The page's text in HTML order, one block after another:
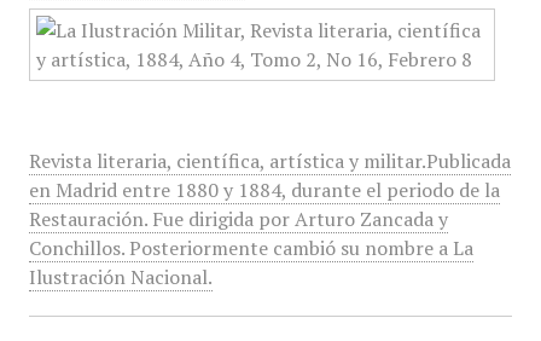
Revista literaria, científica, artística y militar.Publicada
en Madrid entre 1880 y 1884, durante el periodo de la
Restauración. Fue dirigida por Arturo Zancada y
Conchillos. Posteriormente cambió su nombre a La
Ilustración Nacional.